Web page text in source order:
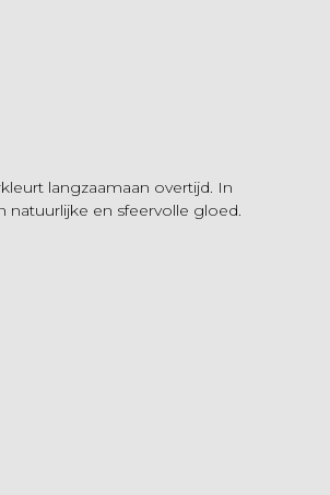
langzaamaan overtijd. In
en sfeervolle gloed.